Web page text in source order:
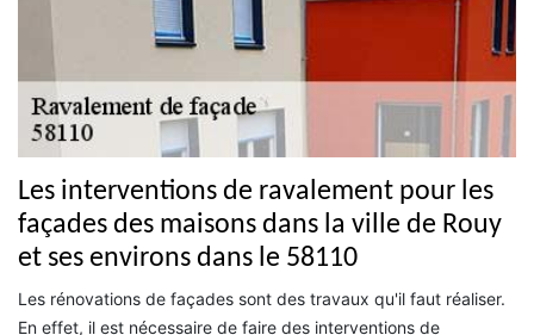
Les interventions de ravalement pour les
façades des maisons dans la ville de Rouy
et ses environs dans le 58110
Les rénovations de façades sont des travaux qu'il faut réaliser.
En effet, il est nécessaire de faire des interventions de